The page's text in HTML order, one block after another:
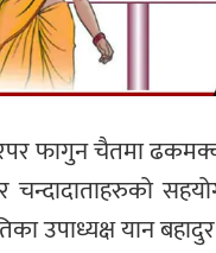
फागुन चैतमा
चन्दादाताहरुको
उपाध्यक्ष यान